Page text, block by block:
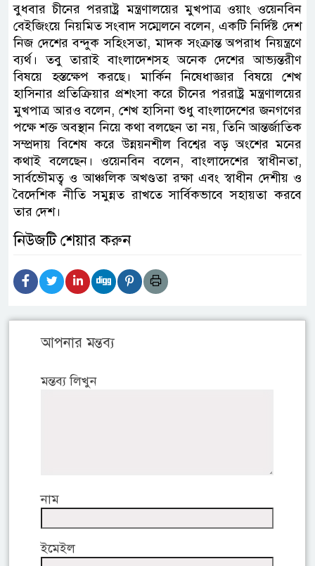
বুধবার চীনের পররাষ্ট্র মন্ত্রণালয়ের মুখপাত্র ওয়াং ওয়েনবিন
বেইজিংয়ে নিয়মিত সংবাদ সম্মেলনে বলেন, একটি নির্দিষ্ট দেশ
নিজ দেশের বন্দুক সহিংসতা, মাদক সংক্রান্ত অপরাধ নিয়ন্ত্রণে
ব্যর্থ। তবু তারাই বাংলাদেশসহ অনেক দেশের আভ্যন্তরীণ
বিষয়ে হস্তক্ষেপ করছে। মার্কিন নিষেধাজ্ঞার বিষয়ে শেখ
হাসিনার প্রতিক্রিয়ার প্রশংসা করে চীনের পররাষ্ট্র মন্ত্রণালয়ের
মুখপাত্র আরও বলেন, শেখ হাসিনা শুধু বাংলাদেশের জনগণের
পক্ষে শক্ত অবস্থান নিয়ে কথা বলছেন তা নয়, তিনি আন্তর্জাতিক
সম্প্রদায় বিশেষ করে উন্নয়নশীল বিশ্বের বড় অংশের মনের
কথাই বলেছেন। ওয়েনবিন বলেন, বাংলাদেশের স্বাধীনতা,
সার্বভৌমত্ব ও আঞ্চলিক অখণ্ডতা রক্ষা এবং স্বাধীন দেশীয় ও
বৈদেশিক নীতি সমুন্নত রাখতে সার্বিকভাবে সহায়তা করবে
তার দেশ।
নিউজটি শেয়ার করুন
আপনার মন্তব্য
মন্তব্য লিখুন
নাম
ইমেইল